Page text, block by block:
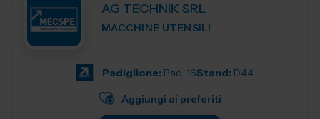
AG TECHNIK SRL
MACCHINE UTENSILI
Padiglione: Pad. 16Stand: D44
Aggiungi ai preferiti